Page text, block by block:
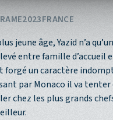
2023FRANCE
jeune âge, Yazid n’a
entre famille d’accueil
forgé un caractère
par Monaco il va
chez les plus grands